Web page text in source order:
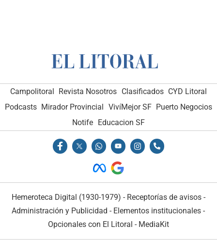
Campolitoral Revista Nosotros Clasificados CYD Litoral
Podcasts Mirador Provincial VivíMejor SF Puerto Negocios
Notife
Educacion SF
Hemeroteca Digital (1930-1979) - Receptorías de avisos -
Administración y Publicidad - Elementos institucionales -
Opcionales con El Litoral - MediaKit